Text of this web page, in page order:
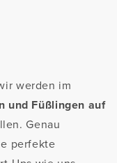
werden im
und Füßlingen auf
Genau
perfekte